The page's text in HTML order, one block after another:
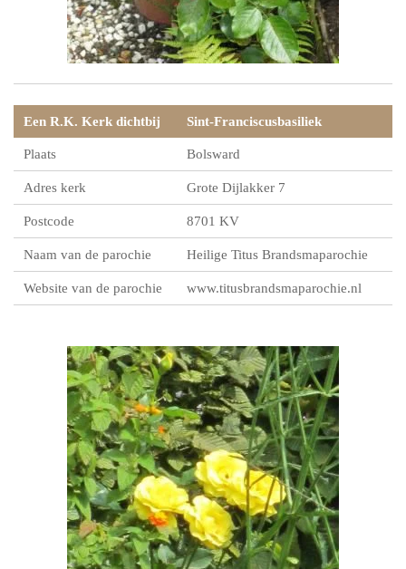
Een R.K. Kerk dichtbij Sint-Franciscusbasiliek
Plaats Bolsward
Adres kerk Grote Dijlakker 7
Postcode 8701 KV
Naam van de parochie Heilige Titus Brandsmaparochie
Website van de parochie www.titusbrandsmaparochie.nl